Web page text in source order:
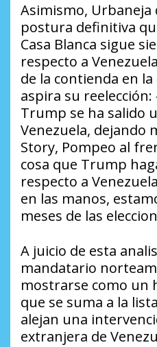
Asimismo, Urbaneja
postura definitiva
Casa Blanca sigue
respecto a
de la contienda en
aspira su
Trump se ha salido
Venezuela, dejando
Story, Pompeo al
cosa que Trump
respecto a
en las manos,
meses de las
A juicio de esta
mandatario
mostrarse como un
que se suma a la
alejan una
extranjera de